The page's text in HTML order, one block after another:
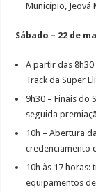
Município, Jeová
Sábado – 22 de
A partir das
Track da Super
9h30 – Finais do
seguida
10h – Abertura
credenciamento
10h às 17 horas:
equipamentos